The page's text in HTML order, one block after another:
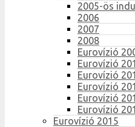
2005-ös
2006
2007
2008
Eurovízió
Eurovízió
Eurovízió
Eurovízió
Eurovízió
Eurovízió
Eurovízió 2015